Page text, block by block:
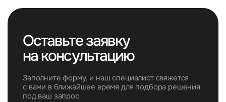
Оставьте заявку
на консультацию
Заполните форму, и наш специалист свяжется
с вами в ближайшее время для подбора решения
под ваш запрос